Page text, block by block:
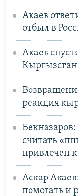
Акаев
отбыл в
Акаев
реакция
считать
привлечен к
Аскар
помогать и